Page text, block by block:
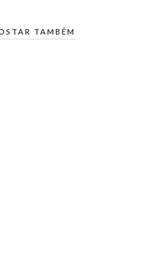
TAMBÉM